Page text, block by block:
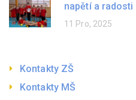
napětí a radosti
11 Pro, 2025
Kontakty ZŠ
Kontakty MŠ